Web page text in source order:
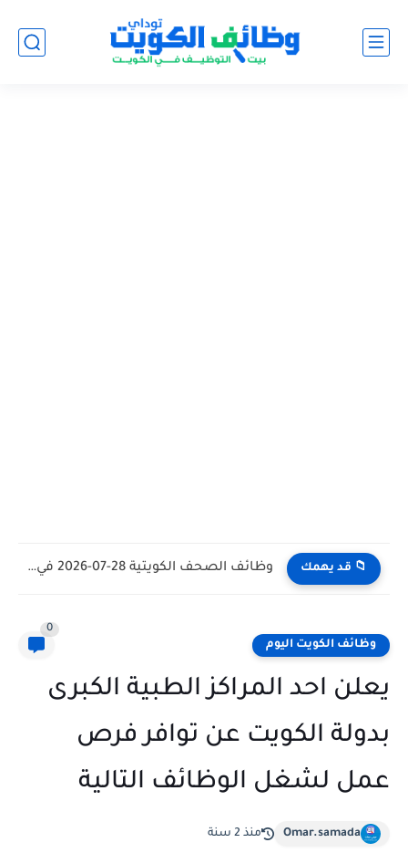
📁 قد يهمك وظائف الكويت اليوم بتاريخ 28-07-2026 للأجانب والمواطنين في مختلف التخصصات
وظائف الكويت اليوم
0
يعلن احد المراكز الطبية الكبرى
بدولة الكويت عن توافر فرص
عمل لشغل الوظائف التالية
Omar.samada منذ 2 سنة